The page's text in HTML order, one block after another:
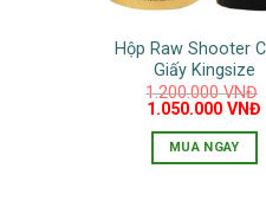
Hộp Raw Shooter
Giấy Kingsize
1.200.000VNĐ
Giá
1.200.000 VNĐ.
1.050.000VNĐ
MUA NGAY